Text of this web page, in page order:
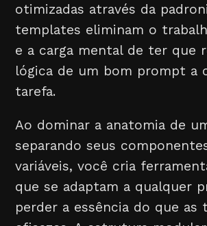
otimizadas através da
templates eliminam o
e a carga mental de ter que
lógica de um bom prompt a
tarefa.
Ao dominar a anatomia de
separando seus
variáveis, você cria
que se adaptam a qualquer
perder a essência do que as